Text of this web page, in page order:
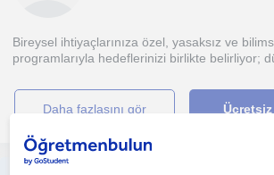
Bireysel ihtiyaçlarınıza özel, yasaksız ve
programlarıyla hedeflerinizi birlikte belirliyor;
daha fazlasını gör